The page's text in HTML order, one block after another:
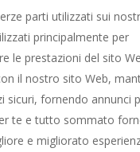
parti utilizzati sui
principalmente per
le prestazioni del sito
il nostro sito Web,
sicuri, fornendo annunci
te e tutto sommato
e migliorato